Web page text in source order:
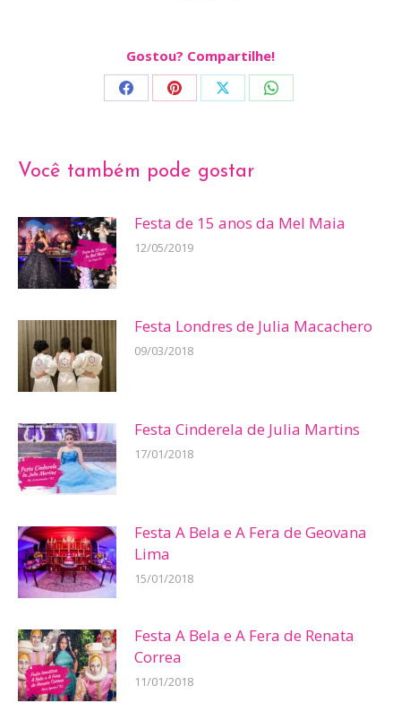
Gostou? Compartilhe!
Share Share Share Share
Você também pode gostar
Festa de 15 anos da Mel Maia
12/05/2019
Festa Londres de Julia Macachero
09/03/2018
Festa Cinderela de Julia Martins
17/01/2018
Festa A Bela e A Fera de Geovana
Lima
15/01/2018
Festa A Bela e A Fera de Renata
Correa
11/01/2018